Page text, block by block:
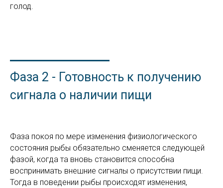
голод.
Фаза 2 - Готовность к получению
сигнала о наличии пищи
Фаза покоя по мере изменения физиологического
состояния рыбы обязательно сменяется следующей
фазой, когда та вновь становится способна
воспринимать внешние сигналы о присутствии пищи.
Тогда в поведении рыбы происходят изменения,